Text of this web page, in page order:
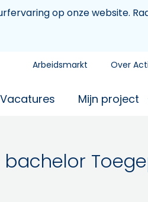
op onze website.
Arbeidsmarkt Over
Vacatures Mijn project